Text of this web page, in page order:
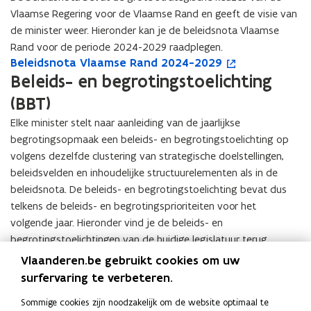
e
a
n
d
d
e
R
a
n
d
w
e
r
k
e
n
m
e
t
p
a
r
t
n
e
r
n
w
e
r
k
e
n
m
e
t
p
a
r
t
n
e
a
e
w
e
k
e
n
a
e
w
e
r
k
e
n
e
e
v
i
s
i
e
o
p
o
n
z
k
o
e
e
e
n
v
i
s
i
e
o
p
o
n
z
e
k
o
e
R
e
e
e
a
k
k
o
o
r
d
2
2
4
R
e
g
e
e
r
a
k
k
o
o
r
d
2
0
2
4
Vlaamse Regering voor de Vlaamse Rand en geeft de visie van
de minister weer. Hieronder kan je de beleidsnota Vlaamse
Rand voor de periode 2024-2029 raadplegen.
B
e
e
i
d
o
t
a
V
l
o
p
e
n
t
i
i
e
u
w
v
Beleidsnota Vlaamse Rand 2024-2029
B
e
l
e
i
d
n
o
t
a
V
l
Beleids- en begrotingstoelichting
(BBT)
Elke minister stelt naar aanleiding van de jaarlijkse
begrotingsopmaak een beleids- en begrotingstoelichting op
volgens dezelfde clustering van strategische doelstellingen,
beleidsvelden en inhoudelijke structuurelementen als in de
beleidsnota. De beleids- en begrotingstoelichting bevat dus
telkens de beleids- en begrotingsprioriteiten voor het
volgende jaar. Hieronder vind je de beleids- en
begrotingstoelichtingen van de huidige legislatuur terug.
Beleids- en begrotingstoelichting Vlaamse Rand
2026
Beleids- en begrotingstoelichting Vlaamse Rand
2025
Vlaanderen.be gebruikt cookies om uw
surfervaring te verbeteren.
Sommige cookies zijn noodzakelijk om de website optimaal te